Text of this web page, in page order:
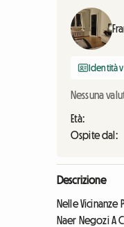
Identità
Nessuna
Età:
Ospite dal:
Descrizione
Nelle Vicinanze
Naer Negozi A